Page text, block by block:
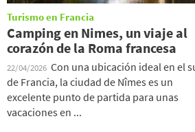
Turismo en Francia
Camping en Nimes, un viaje al
corazón de la Roma francesa
22/04/2026 Con una ubicación ideal en el
de Francia, la ciudad de Nîmes es un
excelente punto de partida para unas
vacaciones en ...